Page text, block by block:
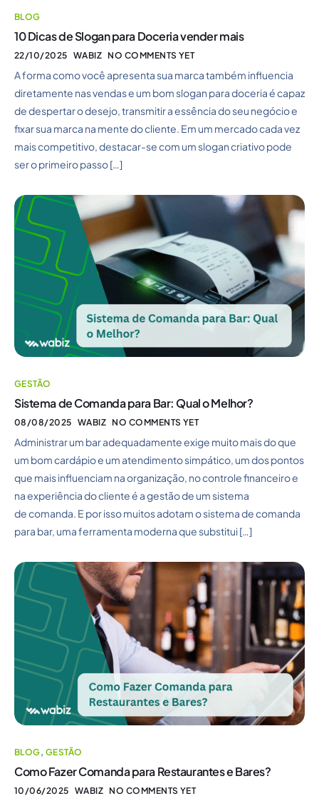
BLOG
10 Dicas de Slogan para Doceria vender mais
22/10/2025 WABIZ NO COMMENTS YET
A forma como você apresenta sua marca também influencia
diretamente nas vendas e um bom slogan para doceria é capaz
de despertar o desejo, transmitir a essência do seu negócio e
fixar sua marca na mente do cliente. Em um mercado cada vez
mais competitivo, destacar-se com um slogan criativo pode
ser o primeiro passo […]
GESTÃO
Sistema de Comanda para Bar: Qual o Melhor?
08/08/2025 WABIZ NO COMMENTS YET
Administrar um bar adequadamente exige muito mais do que
um bom cardápio e um atendimento simpático, um dos pontos
que mais influenciam na organização, no controle financeiro e
na experiência do cliente é a gestão de um sistema
de comanda. E por isso muitos adotam o sistema de comanda
para bar, uma ferramenta moderna que substitui […]
BLOG, GESTÃO
Como Fazer Comanda para Restaurantes e Bares?
10/06/2025 WABIZ NO COMMENTS YET